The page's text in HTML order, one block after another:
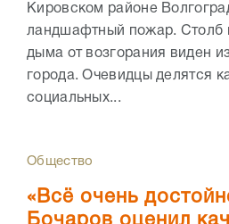
Кировском районе
ландшафтный пожар. Столб
дыма от возгорания виден
города. Очевидцы делятся
социальных...
Общество
«Всё очень